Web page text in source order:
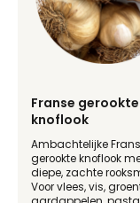
Franse gerookte
knoflook
Ambachtelijke
gerookte knoflook
diepe, zachte
Voor vlees, vis,